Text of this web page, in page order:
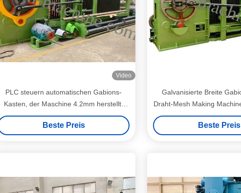
Video
PLC steuern automatischen Gabions-
Kasten, der Maschine 4.2mm herstellt,
PVC beschichteter, den Draht 225m/h
ausgab
Beste Preis
Galvanisierte Breite
Draht-Mesh Making
5000mm
Beste Preis